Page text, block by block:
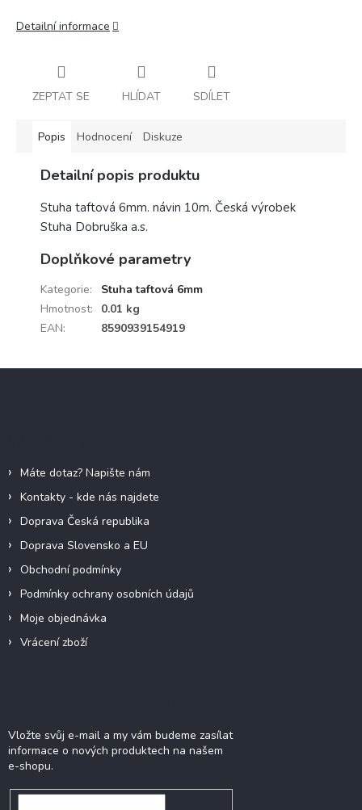
Detailní informace
ZEPTAT SE HLÍDAT SDÍLET
Popis Hodnocení Diskuze
Detailní popis produktu
Stuha taftová 6mm. návin 10m. Česká výrobek
Stuha Dobruška a.s.
Doplňkové parametry
Kategorie:
Stuha taftová 6mm
Hmotnost:
0.01 kg
EAN: 8590939154919
Máte dotaz? Napište nám
Kontakty - kde nás najdete
Doprava Česká republika
Doprava Slovensko a EU
Obchodní podmínky
Podmínky ochrany osobních údajů
Moje objednávka
Vrácení zboží
Vložte svůj e-mail a my vám budeme zasílat
informace o nových produktech na našem
e-shopu.